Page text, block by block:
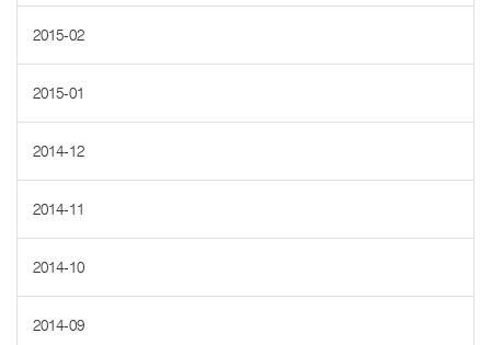
2015-02
2015-01
2014-12
2014-11
2014-10
2014-09